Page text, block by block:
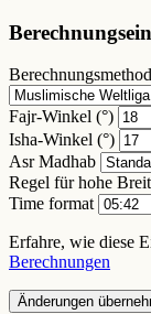
Fajr-Winkel (°)
Isha-Winkel (°)
Asr Madhab
Regel für hohe
Time format
Erfahre, wie diese
Berechnungen
Änderungen